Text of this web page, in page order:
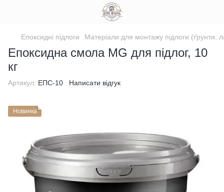
Епоксидні підлоги Матеріали для монтажу підлоги (ґрунти,
Епоксидна смола MG для підлог, 10
кг
Артикул: ЕПС-10 Написати відгук
Новинка